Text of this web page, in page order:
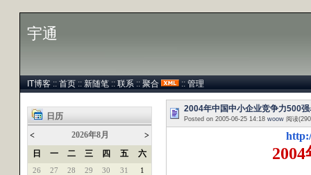
宇通
IT博客 :: 首页 :: 新随笔 :: 联系 :: 聚合 :: 管理
日历
<
2026年8月
>
日
一 二 三 四 五 六
26 27 28 29 30 31
1
2004年中国中小企业竞争力500
Posted on 2005-06-25 14:18 woow 阅读